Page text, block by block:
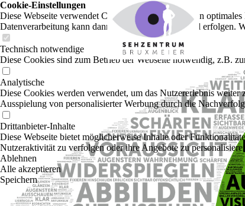
Cookie-Einstellungen
Diese Webseite verwendet Cookies, um Besuchern ein
Datenverarbeitung kann dann auch in einem Drittland erfolgen.
Technisch notwendige
Diese Cookies sind zum Betrieb der Webseite notwendig, z.B.
Analytische
Diese Cookies werden verwendet, um das Nutzererlebnis
Ausspielung von personalisierter Werbung durch die
Drittanbieter-Inhalte
Diese Webseite bietet möglicherweise Inhalte oder
Nutzeraktivität zu verfolgen oder ihre Angebote zu
Ablehnen
Alle akzeptieren
Speichern